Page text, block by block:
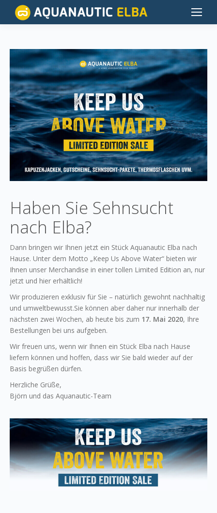
Haben Sie Sehnsucht
nach Elba?
Dann bringen wir Ihnen jetzt ein Stück Aquanautic Elba nach
Hause. Unter dem Motto „Keep Us Above Water“ bieten wir
Ihnen unser Merchandise in einer tollen Limited Edition an, nur
jetzt und hier erhältlich!
Wir produzieren exklusiv für Sie – natürlich gewohnt nachhaltig
und umweltbewusst.Sie können aber daher nur innerhalb der
nächsten zwei Wochen, ab heute bis zum 17. Mai 2020, Ihre
Bestellungen bei uns aufgeben.
Wir freuen uns, wenn wir Ihnen ein Stück Elba nach Hause
liefern können und hoffen, dass wir Sie bald wieder auf der
Basis begrüßen dürfen.
Herzliche Grüße,
Björn und das Aquanautic-Team